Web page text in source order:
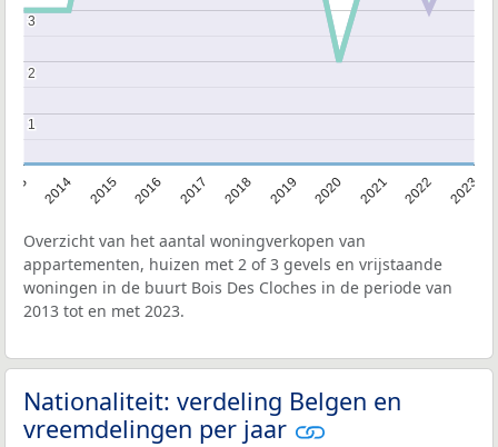
2014 2015 2016 2017 2018 2019 2020 2021 2022 2023
1
1
2
2
3
3
Overzicht van het aantal woningverkopen van
appartementen, huizen met 2 of 3 gevels en vrijstaande
woningen in de buurt Bois Des Cloches in de periode van
2013 tot en met 2023.
Nationaliteit: verdeling Belgen en
vreemdelingen per jaar